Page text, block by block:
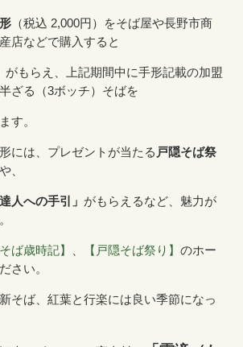
（税込 2,000円）をそば屋や長野市商
店などで購入すると
がもらえ、上記期間中に手形記載の加盟
ざる（3ボッチ）そばを
す。
には、プレゼントが当たる 戸隠そば祭
や、
人への手引」 がもらえるなど、魅力が
ば歳時記】 【戸隠そば祭り】 のホー
さい。
そば、紅葉と行楽には良い季節になっ